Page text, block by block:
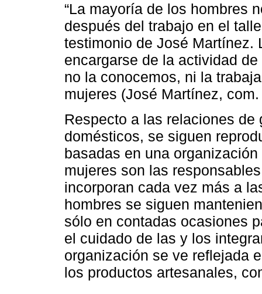
“La mayoría de los hombres
después del trabajo en el
testimonio de José Martínez.
encargarse de la actividad
no la conocemos, ni la
mujeres (José Martínez, com.
Respecto a las relaciones
domésticos, se siguen
basadas en una
mujeres son las
incorporan cada vez más a
hombres se siguen
sólo en contadas ocasiones
el cuidado de las y los
organización se ve reflejada
los productos artesanales,